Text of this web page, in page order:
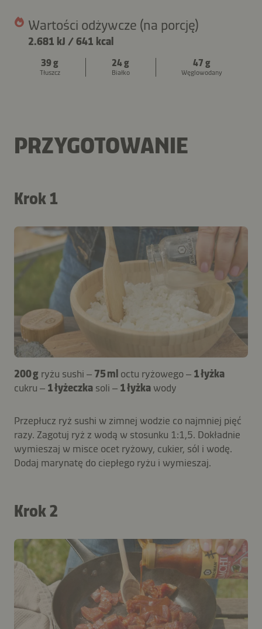
Wartości odżywcze (na porcję)
2.681 kJ /641 kcal
39 g
Tłuszcz
24 g
Białko
47 g
Węglowodany
PRZYGOTOWANIE
Krok 1
200 g ryżu sushi – 75 ml octu ryżowego – 1 łyżka
cukru – 1 łyżeczka soli – 1 łyżka wody
Przepłucz ryż sushi w zimnej wodzie co najmniej pięć
razy. Zagotuj ryż z wodą w stosunku 1:1,5. Dokładnie
wymieszaj w misce ocet ryżowy, cukier, sól i wodę.
Dodaj marynatę do ciepłego ryżu i wymieszaj.
Krok 2